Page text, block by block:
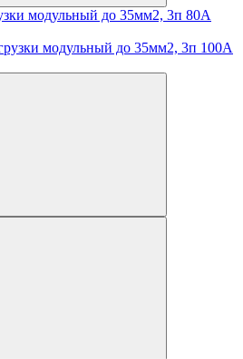
модульный до 35мм2, 3п 80А